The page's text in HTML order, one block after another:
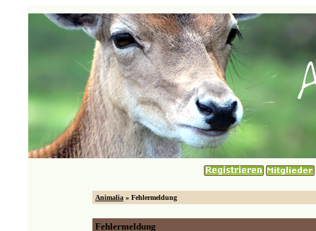
Animalia » Fehlermeldung
Fehlermeldung